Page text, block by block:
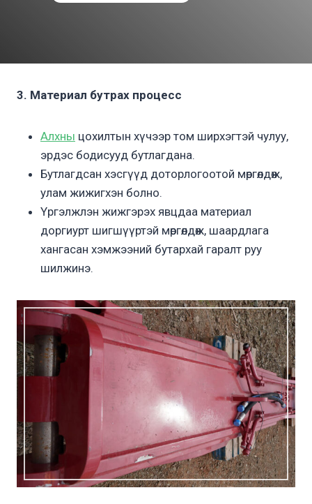
3. Материал бутрах процесс
Алхны цохилтын хүчээр том ширхэгтэй чулуу,
эрдэс бодисууд бутлагдана.
Бутлагдсан хэсгүүд доторлогоотой мөргөлдөж,
улам жижигхэн болно.
Үргэлжлэн жижгэрэх явцдаа материал
доргиурт шигшүүртэй мөргөлдөж, шаардлага
хангасан хэмжээний бутархай гаралт руу
шилжинэ.